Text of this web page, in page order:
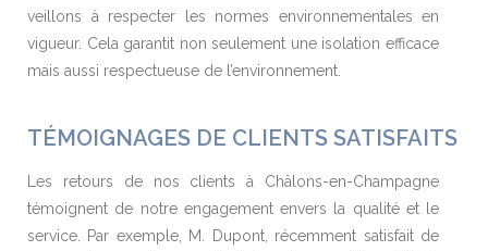
veillons à respecter les normes environnementales en
vigueur. Cela garantit non seulement une isolation efficace
mais aussi respectueuse de l’environnement.
TÉMOIGNAGES DE CLIENTS SATISFAITS
Les retours de nos clients à Châlons-en-Champagne
témoignent de notre engagement envers la qualité et le
service. Par exemple, M. Dupont, récemment satisfait de